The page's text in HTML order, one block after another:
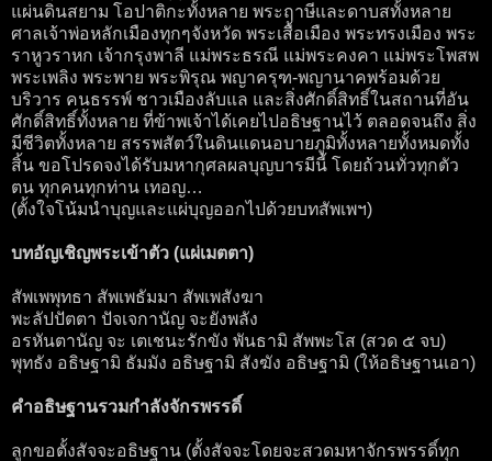
แผ่นดินสยาม โอปาติกะทั้งหลาย พระฤาษีและดาบสทั้งหลาย
ศาลเจ้าพ่อหลักเมืองทุกๆจังหวัด พระเสื้อเมือง พระทรงเมือง พระ
ราหูวราหก เจ้ากรุงพาลี แม่พระธรณี แม่พระคงคา แม่พระโพสพ
พระเพลิง พระพาย พระพิรุณ พญาครุฑ-พญานาคพร้อมด้วย
บริวาร คนธรรพ์ ชาวเมืองลับแล และสิ่งศักดิ์สิทธิ์ในสถานที่อัน
ศักดิ์สิทธิ์ทั้งหลาย ที่ข้าพเจ้าได้เคยไปอธิษฐานไว้ ตลอดจนถึง สิ่ง
มีชีวิตทั้งหลาย สรรพสัตว์ในดินแดนอบายภูมิทั้งหลายทั้งหมดทั้ง
สิ้น ขอโปรดจงได้รับมหากุศลผลบุญบารมีนี้ โดยถ้วนทั่วทุกตัว
ตน ทุกคนทุกท่าน เทอญ…
(ตั้งใจโน้มนำบุญและแผ่บุญออกไปด้วยบทสัพเพฯ)
บทอัญเชิญพระเข้าตัว (แผ่เมตตา)
สัพเพพุทธา สัพเพธัมมา สัพเพสังฆา
พะลัปปัตตา ปัจเจกานัญ จะยังพลัง
อรหันตานัญ จะ เตเชนะรักขัง พันธามิ สัพพะโส (สวด ๕ จบ)
พุทธัง อธิษฐามิ ธัมมัง อธิษฐามิ สังฆัง อธิษฐามิ (ให้อธิษฐานเอา)
คำอธิษฐานรวมกำลังจักรพรรดิ์
ลูกขอตั้งสัจจะอธิษฐาน (ตั้งสัจจะโดยจะสวดมหาจักรพรรดิ์ทุก